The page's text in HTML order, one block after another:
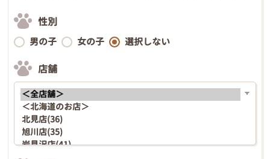
性別
男の子 女の子 選択しない
店舗